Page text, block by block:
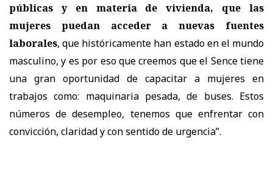
públicas y en materia de vivienda, que las
mujeres puedan acceder a nuevas fuentes
laborales, que históricamente han estado en el mundo
masculino, y es por eso que creemos que el Sence tiene
una gran oportunidad de capacitar a mujeres en
trabajos como: maquinaria pesada, de buses. Estos
números de desempleo, tenemos que enfrentar con
convicción, claridad y con sentido de urgencia”.